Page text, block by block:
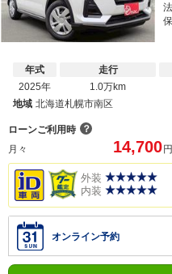
年式
2025年
走行
1.0万km
地域 北海道札幌市南区
ローンご利用時 ？
月々
14,700円
外装
内装
オンライン予約